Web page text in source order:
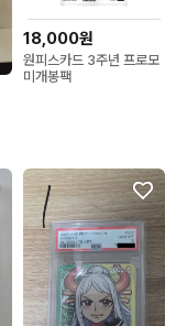
18,000원
원피스카드 3주년 프로모
미개봉팩